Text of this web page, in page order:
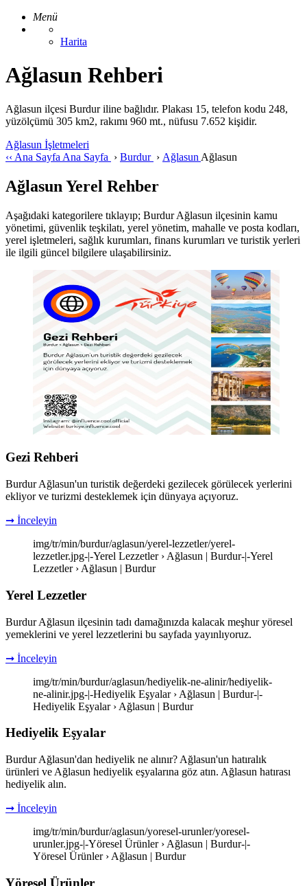
Menü
Harita
Ağlasun Rehberi
Ağlasun ilçesi Burdur iline bağlıdır. Plakası 15, telefon kodu 248,
yüzölçümü 305 km2, rakımı 960 mt., nüfusu 7.652 kişidir.
Ağlasun İşletmeleri
‹‹ Ana Sayfa Ana Sayfa › Burdur › Ağlasun Ağlasun
Ağlasun Yerel Rehber
Aşağıdaki kategorilere tıklayıp; Burdur Ağlasun ilçesinin kamu
yönetimi, güvenlik teşkilatı, yerel yönetim, mahalle ve posta kodları,
yerel işletmeleri, sağlık kurumları, finans kurumları ve turistik yerleri
ile ilgili güncel bilgilere ulaşabilirsiniz.
Gezi Rehberi
Burdur Ağlasun'un turistik değerdeki gezilecek görülecek yerlerini
ekliyor ve turizmi desteklemek için dünyaya açıyoruz.
➞ İnceleyin
img/tr/min/burdur/aglasun/yerel-lezzetler/yerel-
lezzetler.jpg-|-Yerel Lezzetler › Ağlasun | Burdur-|-Yerel
Lezzetler › Ağlasun | Burdur
Yerel Lezzetler
Burdur Ağlasun ilçesinin tadı damağınızda kalacak meşhur yöresel
yemeklerini ve yerel lezzetlerini bu sayfada yayınlıyoruz.
➞ İnceleyin
img/tr/min/burdur/aglasun/hediyelik-ne-alinir/hediyelik-
ne-alinir.jpg-|-Hediyelik Eşyalar › Ağlasun | Burdur-|-
Hediyelik Eşyalar › Ağlasun | Burdur
Hediyelik Eşyalar
Burdur Ağlasun'dan hediyelik ne alınır? Ağlasun'un hatıralık
ürünleri ve Ağlasun hediyelik eşyalarına göz atın. Ağlasun hatırası
hediyelik alın.
➞ İnceleyin
img/tr/min/burdur/aglasun/yoresel-urunler/yoresel-
urunler.jpg-|-Yöresel Ürünler › Ağlasun | Burdur-|-
Yöresel Ürünler › Ağlasun | Burdur
Yöresel Ürünler